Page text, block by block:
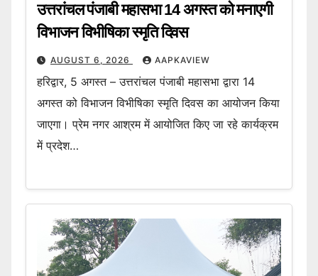
उत्तरांचल पंजाबी महासभा 14 अगस्त को मनाएगी
विभाजन विभीषिका स्मृति दिवस
AUGUST 6, 2026 AAPKAVIEW
हरिद्वार, 5 अगस्त – उत्तरांचल पंजाबी महासभा द्वारा 14
अगस्त को विभाजन विभीषिका स्मृति दिवस का आयोजन किया
जाएगा। प्रेम नगर आश्रम में आयोजित किए जा रहे कार्यक्रम
में प्रदेश…